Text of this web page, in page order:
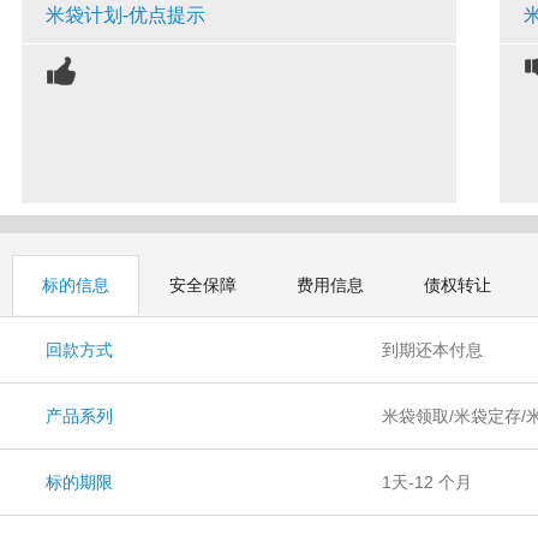
米袋计划-优点提示
标的信息 安全保障 费用信息 债权转让
回款方式 到期还本付息
产品系列 米袋领取/米袋定存/
标的期限 1天-12 个月